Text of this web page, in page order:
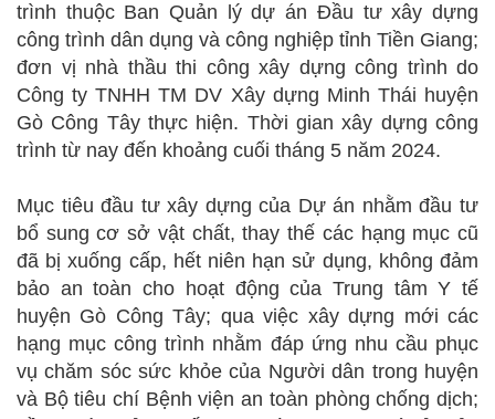
trình thuộc Ban Quản lý dự án Đầu tư xây dựng
công trình dân dụng và công nghiệp tỉnh Tiền Giang;
đơn vị nhà thầu thi công xây dựng công trình do
Công ty TNHH TM DV Xây dựng Minh Thái huyện
Gò Công Tây thực hiện. Thời gian xây dựng công
trình từ nay đến khoảng cuối tháng 5 năm 2024.
Mục tiêu đầu tư xây dựng của Dự án nhằm đầu tư
bổ sung cơ sở vật chất, thay thế các hạng mục cũ
đã bị xuống cấp, hết niên hạn sử dụng, không đảm
bảo an toàn cho hoạt động của Trung tâm Y tế
huyện Gò Công Tây; qua việc xây dựng mới các
hạng mục công trình nhằm đáp ứng nhu cầu phục
vụ chăm sóc sức khỏe của Người dân trong huyện
và Bộ tiêu chí Bệnh viện an toàn phòng chống dịch;